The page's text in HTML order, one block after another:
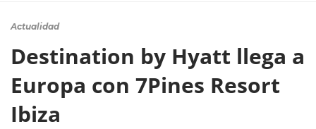
Actualidad
Destination by Hyatt llega a
Europa con 7Pines Resort
Ibiza